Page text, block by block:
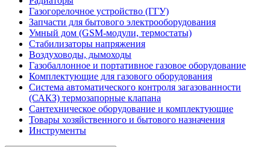
Газогорелочное устройство (ГГУ)
Запчасти для бытового электрооборудования
Умный дом (GSM-модули, термостаты)
Cтабилизаторы напряжения
Воздуховоды, дымоходы
Газобаллонное и портативное газовое оборудование
Комплектующие для газового оборудования
Система автоматического контроля загазованности
(САКЗ) термозапорные клапана
Сантехническое оборудование и комплектующие
Товары хозяйственного и бытового назначения
Инструменты